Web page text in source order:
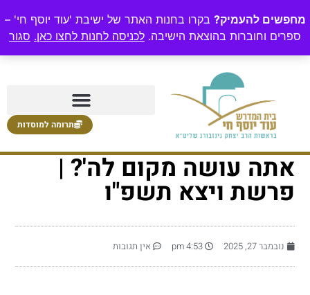
מחפשים להעמיק? בקרו בחנות האתר של ישיבת 'עוד יוסף חי' –
ספרים וחוברות בהוצאת הישיבה. לכניסה לחנות לחצו כאן. סגור
תרומה למוסדות
אתה עושה מקום לה'? |
פרשת ויצא תשפ"ו
נובמבר 27, 2025 4:53 pm אין תגובות